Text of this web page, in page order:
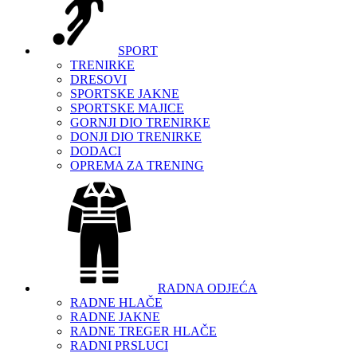
SPORT
TRENIRKE
DRESOVI
SPORTSKE JAKNE
SPORTSKE MAJICE
GORNJI DIO TRENIRKE
DONJI DIO TRENIRKE
DODACI
OPREMA ZA TRENING
RADNA ODJEĆA
RADNE HLAČE
RADNE JAKNE
RADNE TREGER HLAČE
RADNI PRSLUCI